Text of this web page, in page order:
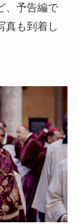
、予告編で
真も到着し